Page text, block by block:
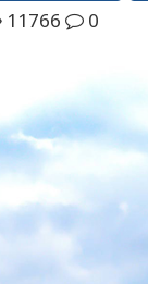
11766 0